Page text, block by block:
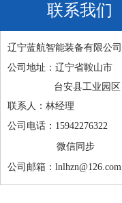
联系我们
辽宁蓝航智能装备有限公司
公司地址：辽宁省鞍山市
台安县工业园区
联系人：林经理
公司电话：15942276322
微信同步
公司邮箱：lnlhzn@126.com